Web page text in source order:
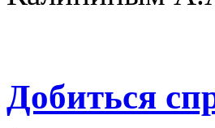
Добиться